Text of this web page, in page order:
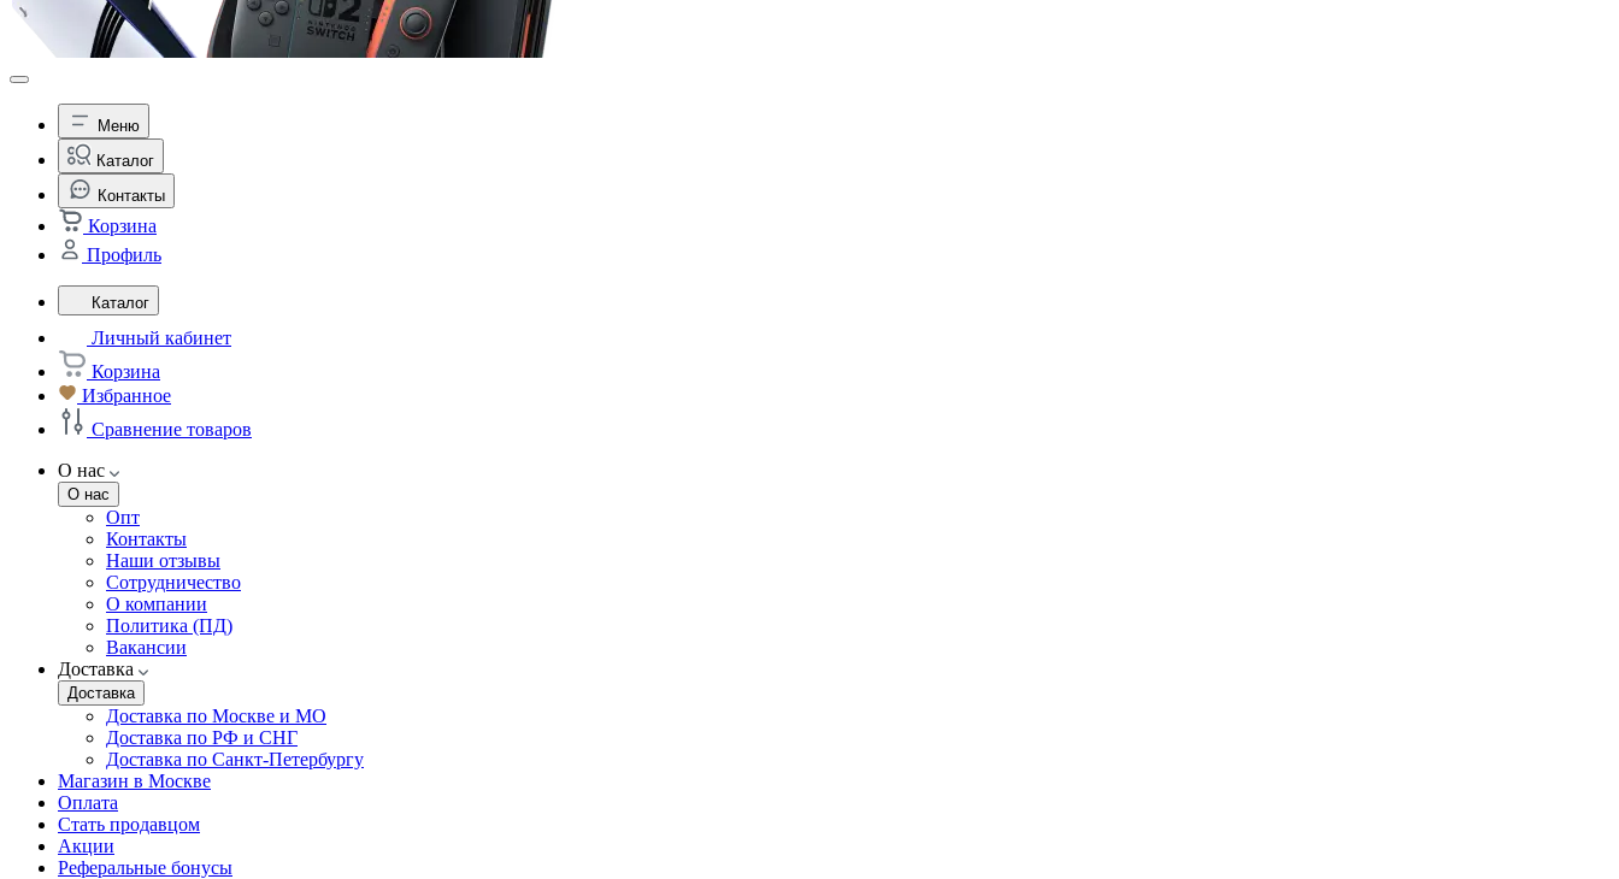
Меню
Каталог
Контакты
Корзина
Профиль
Каталог
Личный кабинет
Корзина
Избранное
Сравнение товаров
О нас
О нас
Опт
Контакты
Наши отзывы
Сотрудничество
О компании
Политика (ПД)
Вакансии
Доставка
Доставка
Доставка по Москве и МО
Доставка по РФ и СНГ
Доставка по Санкт-Петербургу
Магазин в Москве
Оплата
Стать продавцом
Акции
Реферальные бонусы